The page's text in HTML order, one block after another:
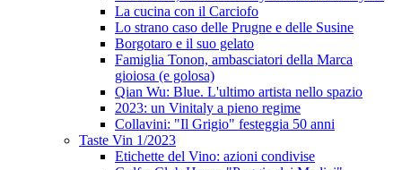
La cucina con il Carciofo
Lo strano caso delle Prugne e delle Susine
Borgotaro e il suo gelato
Famiglia Tonon, ambasciatori della Marca
gioiosa (e golosa)
Qian Wu: Blue. L'ultimo artista nello spazio
2023: un Vinitaly a pieno regime
Collavini: "Il Grigio" festeggia 50 anni
Taste Vin 1/2023
Etichette del Vino: azioni condivise